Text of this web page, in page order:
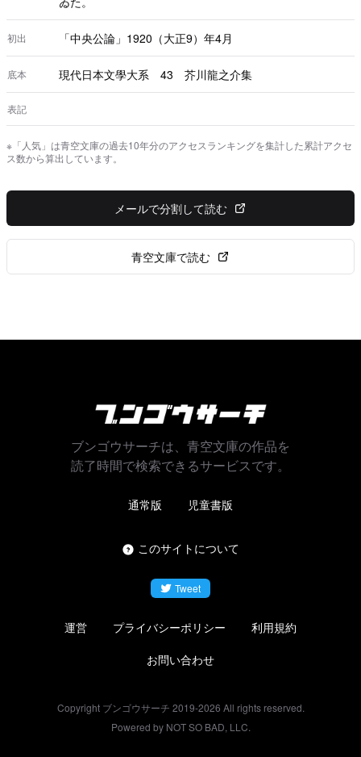
初出 「中央公論」1920（大正9）年4月
底本 現代日本文學大系 43 芥川龍之介集
表記
※「人気」は青空文庫の過去10年分のアクセスランキングを集計した累計アクセ
ス数から算出しています。
メールで分割して読む
青空文庫で読む
ブンゴウサーチは、青空文庫の作品を
読了時間で検索できるサービスです。
通常版 児童書版
このサイトについて
Tweet
運営 プライバシーポリシー
利用規約
お問い合わせ
Copyright ブンゴウサーチ 2019-2026 All rights reserved.
Powered by NOT SO BAD, LLC.